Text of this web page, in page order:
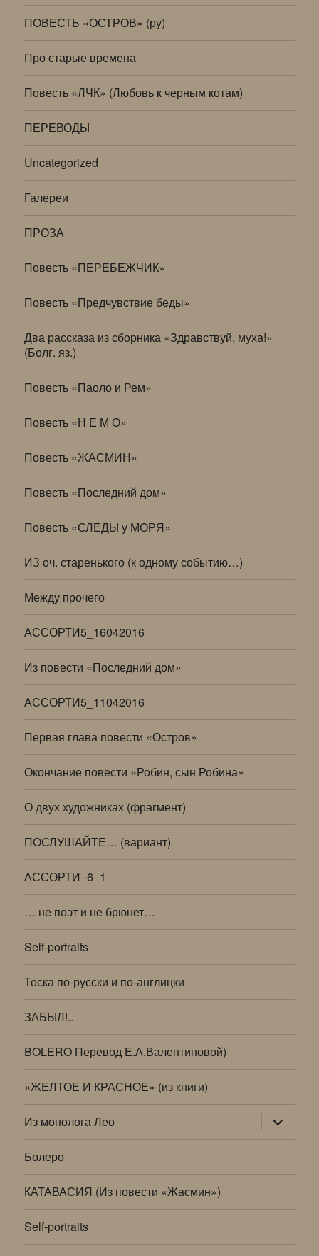
ПОВЕСТЬ «ОСТРОВ» (ру)
Про старые времена
Повесть «ЛЧК» (Любовь к черным котам)
ПЕРЕВОДЫ
Uncategorized
Галереи
ПРОЗА
Повесть «ПЕРЕБЕЖЧИК»
Повесть «Предчувствие беды»
Два рассказа из сборника «Здравствуй, муха!»
(Болг. яз.)
Повесть «Паоло и Рем»
Повесть «Н Е М О»
Повесть «ЖАСМИН»
Повесть «Последний дом»
Повесть «СЛЕДЫ у МОРЯ»
ИЗ оч. старенького (к одному событию…)
Между прочего
АССОРТИ5_16042016
Из повести «Последний дом»
АССОРТИ5_11042016
Первая глава повести «Остров»
Окончание повести «Робин, сын Робина»
О двух художниках (фрагмент)
ПОСЛУШАЙТЕ… (вариант)
АССОРТИ -6_1
… не поэт и не брюнет…
Self-portraits
Тоска по-русски и по-англицки
ЗАБЫЛ!..
BOLERO Перевод Е.А.Валентиновой)
«ЖЕЛТОЕ И КРАСНОЕ» (из книги)
Из монолога Лео раскрыть
дочернее
меню
Болеро
КАТАВАСИЯ (Из повести «Жасмин»)
Self-portraits